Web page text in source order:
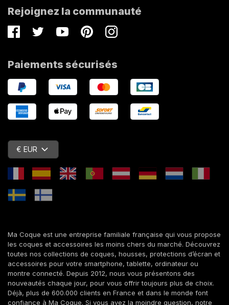
Rejoignez la communauté
FacebookTwitterYoutubePinterestInstagram
Paiements sécurisés
€ EUR
Ma Coque est une entreprise familiale française qui vous propose
les coques et accessoires les moins chers du marché. Découvrez
toutes nos collections de coques, housses, protections d’écran et
accessoires pour votre smartphone, tablette, ordinateur ou
montre connecté. Depuis 2012, nous vous présentons des
nouveautés chaque jour, pour vous offrir toujours plus de choix.
Déjà, plus de 600.000 clients en France et dans le monde font
confiance à Ma Coque. Si vous avez la moindre question, notre